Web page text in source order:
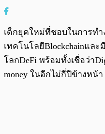
เด็กยุคใหม่ที่ชอบในการทำ
เทคโนโลยีBlockchainแล
โลกDeFi พร้อมทั้งเชื่อว่า
money ในอีกไม่กี่ปีข้างหน้า